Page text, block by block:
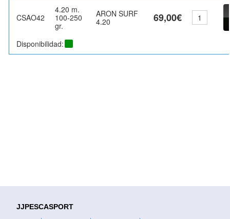
CSAO42
4.20 m.
100-250
gr.
ARON SURF
4.20
69,00€
Disponibilidad:
JJPESCASPORT